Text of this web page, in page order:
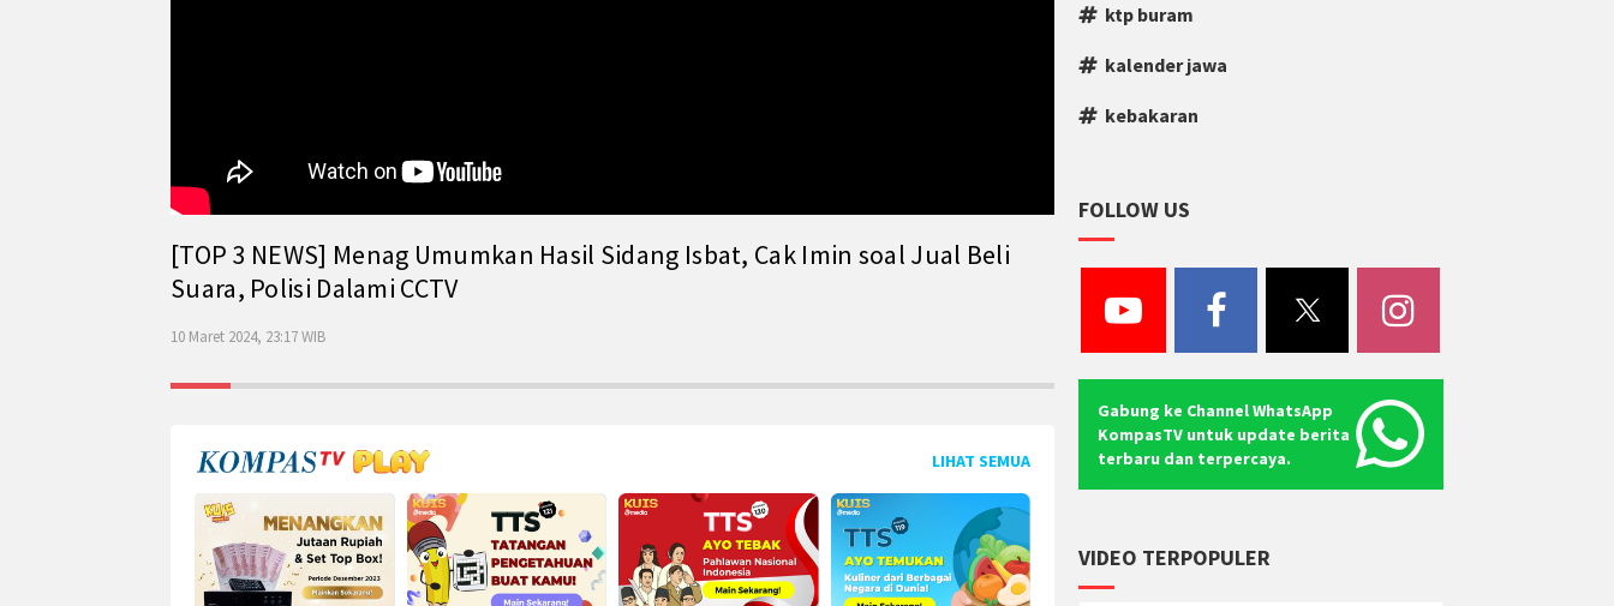
[TOP 3 NEWS] Menag Umumkan Hasil Sidang Isbat, Cak Imin soal Jual Beli
Suara, Polisi Dalami CCTV
10 Maret 2024, 23:17 WIB
LIHAT SEMUA
ktp buram
kalender jawa
kebakaran
FOLLOW US
Gabung ke Channel WhatsApp
KompasTV untuk update berita
terbaru dan terpercaya.
VIDEO TERPOPULER